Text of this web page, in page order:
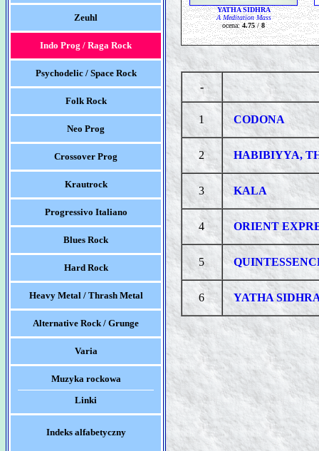
Zeuhl
Indo Prog / Raga Rock
Psychodelic / Space Rock
Folk Rock
Neo Prog
Crossover Prog
Krautrock
Progressivo Italiano
Blues Rock
Hard Rock
Heavy Metal / Thrash Metal
Alternative Rock / Grunge
Varia
Muzyka rockowa
Linki
Indeks alfabetyczny
YATHA SIDHRA
A Meditation Mass
ocena:4.75/8
-
1 CODONA
2 HABIBIYYA,
3 KALA
4 ORIENT
5
6 YATHA